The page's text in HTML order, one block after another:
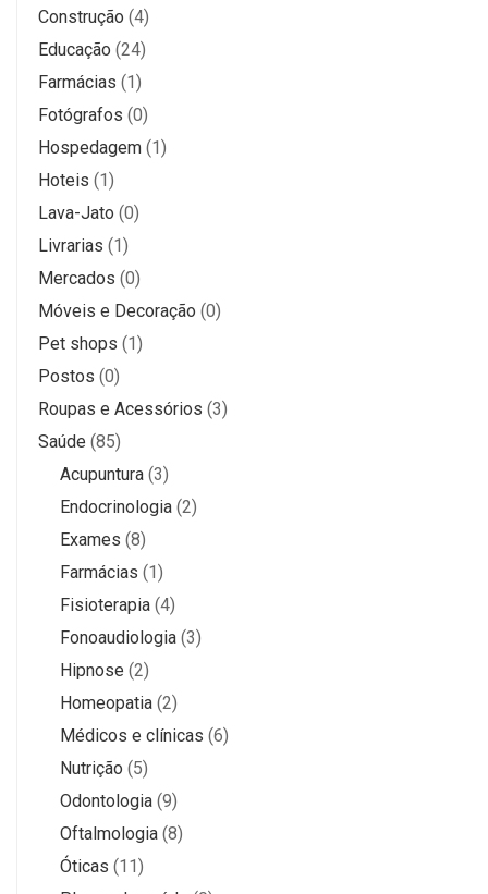
Construção (4)
Educação (24)
Farmácias (1)
Fotógrafos (0)
Hospedagem (1)
Hoteis (1)
Lava-Jato (0)
Livrarias (1)
Mercados (0)
Móveis e Decoração (0)
Pet shops (1)
Postos (0)
Roupas e Acessórios (3)
Saúde (85)
Acupuntura (3)
Endocrinologia (2)
Exames (8)
Farmácias (1)
Fisioterapia (4)
Fonoaudiologia (3)
Hipnose (2)
Homeopatia (2)
Médicos e clínicas (6)
Nutrição (5)
Odontologia (9)
Oftalmologia (8)
Óticas (11)